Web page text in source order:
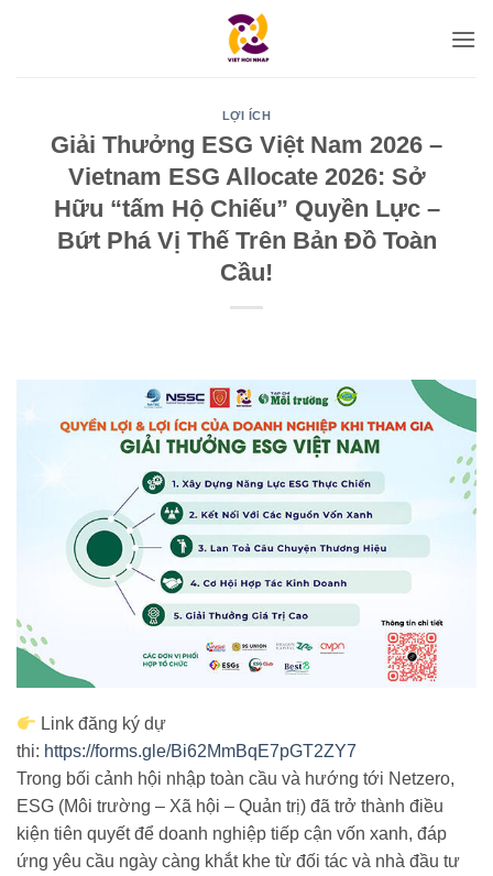
LỢI ÍCH
Giải Thưởng ESG Việt Nam 2026 –
Vietnam ESG Allocate 2026: Sở
Hữu “tấm Hộ Chiếu” Quyền Lực –
Bứt Phá Vị Thế Trên Bản Đồ Toàn
Cầu!
Link đăng ký dự
thi: https://forms.gle/Bi62MmBqE7pGT2ZY7
Trong bối cảnh hội nhập toàn cầu và hướng tới Netzero,
ESG (Môi trường – Xã hội – Quản trị) đã trở thành điều
kiện tiên quyết để doanh nghiệp tiếp cận vốn xanh, đáp
ứng yêu cầu ngày càng khắt khe từ đối tác và nhà đầu tư